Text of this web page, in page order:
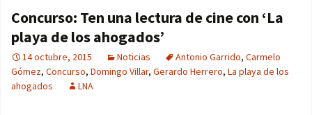
Concurso: Ten una lectura de cine con ‘La
playa de los ahogados’
14 octubre, 2015 Noticias Antonio Garrido, Carmelo
Gómez, Concurso, Domingo Villar, Gerardo Herrero, La playa de los
ahogados
LNA